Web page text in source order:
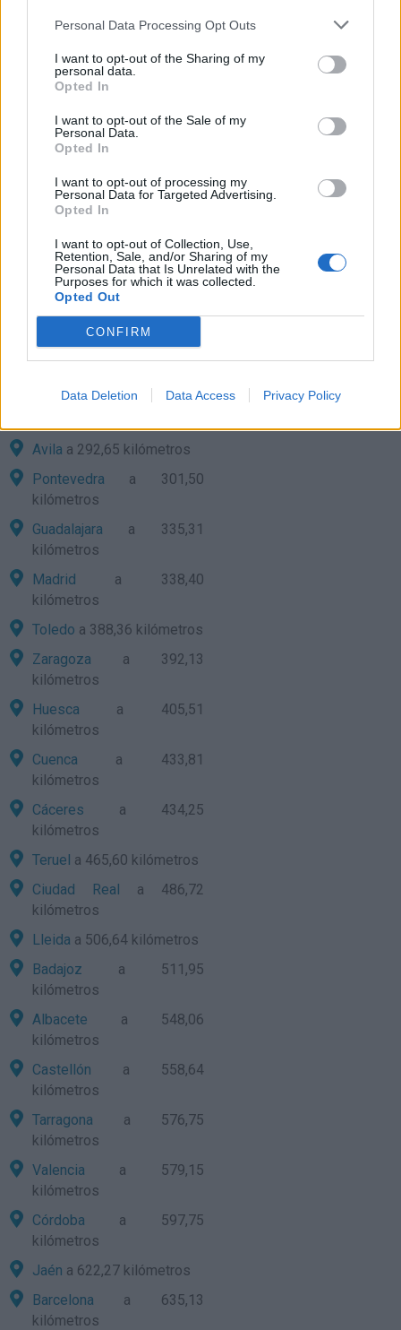
Personal Data Processing Opt Outs
I want to opt-out of the Sharing of my
personal data.
Opted In
I want to opt-out of the Sale of my
Personal Data.
Opted In
I want to opt-out of processing my
Personal Data for Targeted Advertising.
Opted In
I want to opt-out of Collection, Use,
Retention, Sale, and/or Sharing of my
Personal Data that Is Unrelated with the
Purposes for which it was collected.
Opted Out
CONFIRM
Data Deletion Data Access Privacy Policy
kilómetros
Vitoriaa 205,08 kilómetros
Logroñoa 235,84
Ourensea 245,90
kilómetros
San Sebastiána 254,81
kilómetros
Salamancaa 259,43
kilómetros
Coruñaa 265,38 kilómetros
Segoviaa 271,02
kilómetros
Pamplonaa 289,69
Avila a 292,65 kilómetros
Pontevedra a 301,50
kilómetros
Guadalajara a 335,31
kilómetros
Madrid a 338,40
kilómetros
Toledo a 388,36 kilómetros
Zaragoza a 392,13
kilómetros
Huesca a 405,51
kilómetros
Cuenca a 433,81
kilómetros
Cáceres a 434,25
kilómetros
Teruel a 465,60 kilómetros
Ciudad Real a 486,72
kilómetros
Lleida a 506,64 kilómetros
Badajoz a 511,95
kilómetros
Albacete a 548,06
kilómetros
Castellón a 558,64
kilómetros
Tarragona a 576,75
kilómetros
Valencia a 579,15
kilómetros
Córdoba a 597,75
kilómetros
Jaén a 622,27 kilómetros
Barcelona a 635,13
kilómetros